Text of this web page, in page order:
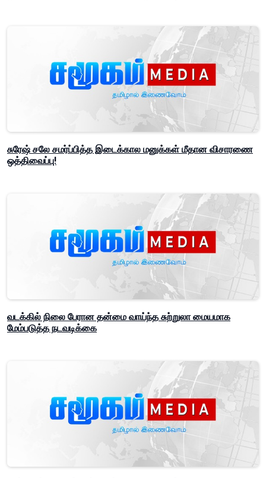
சுரேஷ் சலே சமர்ப்பித்த இடைக்கால மனுக்கள் மீதான விசாரணை
ஒத்திவைப்பு!
வடக்கில் நிலை பேரான தன்மை வாய்ந்த சுற்றுலா மையமாக
மேம்படுத்த நடவடிக்கை